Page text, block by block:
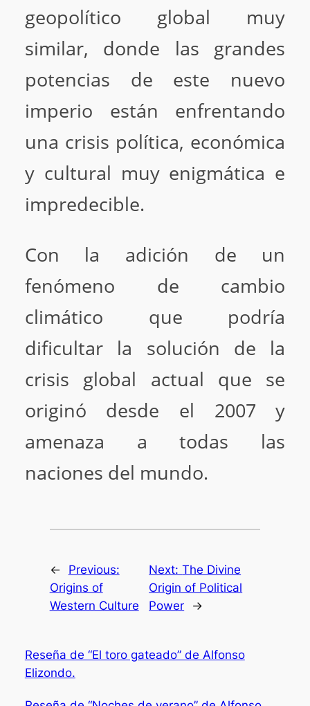
geopolítico global muy
similar, donde las grandes
potencias de este nuevo
imperio están enfrentando
una crisis política, económica
y cultural muy enigmática e
impredecible.
Con la adición de un
fenómeno de cambio
climático que podría
dificultar la solución de la
crisis global actual que se
originó desde el 2007 y
amenaza a todas las
naciones del mundo.
←
Previous:
Origins of
Western Culture
Next:The Divine
Origin of Political
Power
→
Reseña de “El toro gateado” de Alfonso
Elizondo.